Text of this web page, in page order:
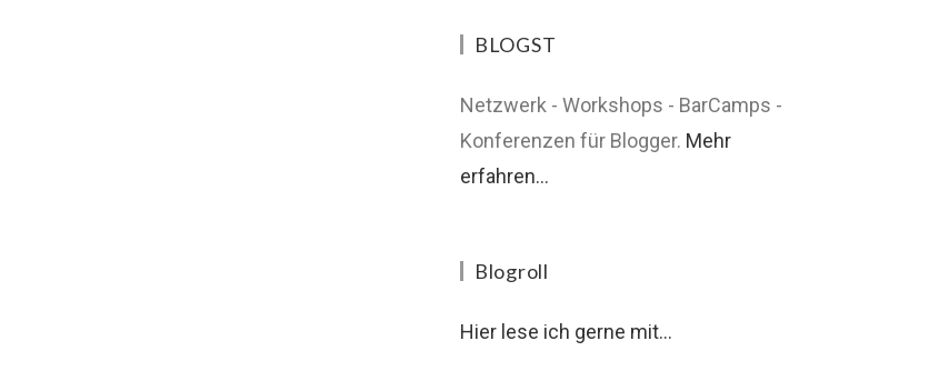
BLOGST
Netzwerk - Workshops - BarCamps -
Konferenzen für Blogger. Mehr
erfahren...
Blogroll
Hier lese ich gerne mit...